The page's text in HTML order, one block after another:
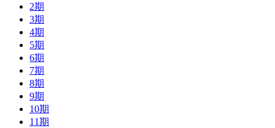
2期
3期
4期
5期
6期
7期
8期
9期
10期
11期